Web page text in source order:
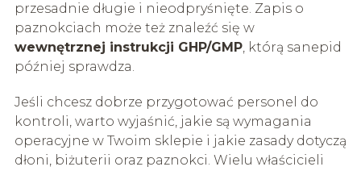
przesadnie długie i nieodpryśnięte. Zapis o
paznokciach może też znaleźć się w
wewnętrznej instrukcji GHP/GMP, którą sanepid
później sprawdza.
Jeśli chcesz dobrze przygotować personel do
kontroli, warto wyjaśnić, jakie są wymagania
operacyjne w Twoim sklepie i jakie zasady dotyczą
dłoni, biżuterii oraz paznokci. Wielu właścicieli